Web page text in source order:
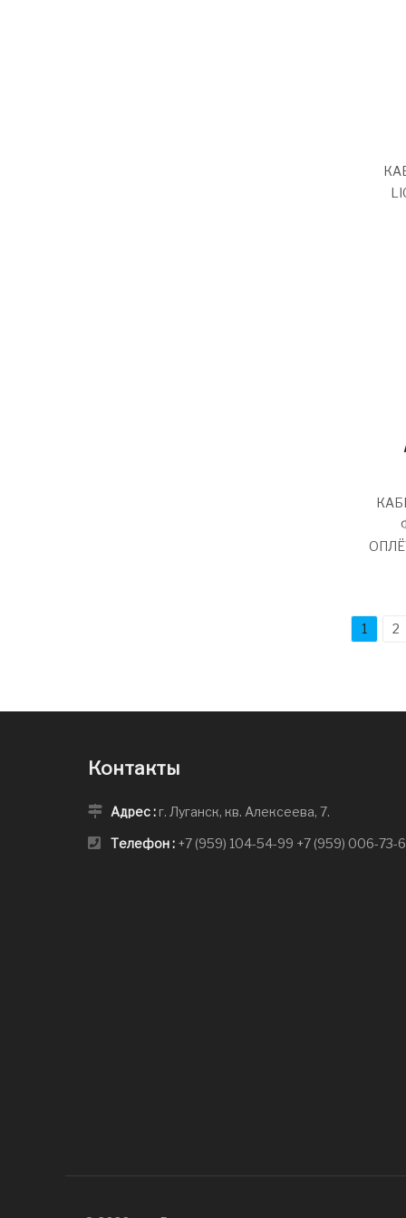
1 2
Контакты
Адрес :г. Луганск, кв. Алексеева, 7.
Телефон : +7 (959) 104-54-99 +7 (959) 006-73-